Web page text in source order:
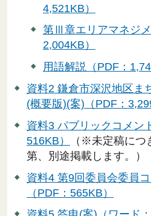
4,521KB）
第Ⅲ章エリアマネジメ
2,004KB）
用語解説（PDF：
資料2 鎌倉市深沢地区ま
(概要版)(案)（PDF：
資料3 パブリックコメン
516KB）
（※未定稿につ
第、別途掲載します。）
資料4 第9回委員会委員
（PDF：565KB）